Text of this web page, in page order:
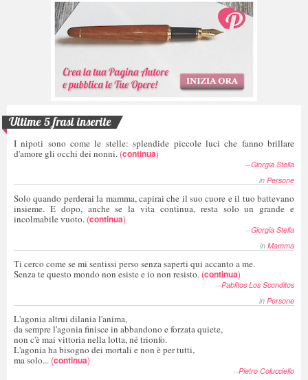
Ultime 5 frasi inserite
I nipoti sono come le stelle: splendide piccole luci che fanno brillare
d'amore gli occhi dei nonni. (continua)
--Giorgia Stella
in Persone
Solo quando perderai la mamma, capirai che il suo cuore e il tuo battevano
insieme. E dopo, anche se la vita continua, resta solo un grande e
incolmabile vuoto. (continua)
--Giorgia Stella
in Mamma
Ti cerco come se mi sentissi perso senza saperti qui accanto a me.
Senza te questo mondo non esiste e io non resisto. (continua)
--Pablitos Los Sconditos
in Persone
L'agonia altrui dilania l'anima,
da sempre l'agonia finisce in abbandono e forzata quiete,
non c'è mai vittoria nella lotta, né trionfo.
L'agonia ha bisogno dei mortali e non è per tutti,
ma solo... (continua)
--Pietro Colucciello